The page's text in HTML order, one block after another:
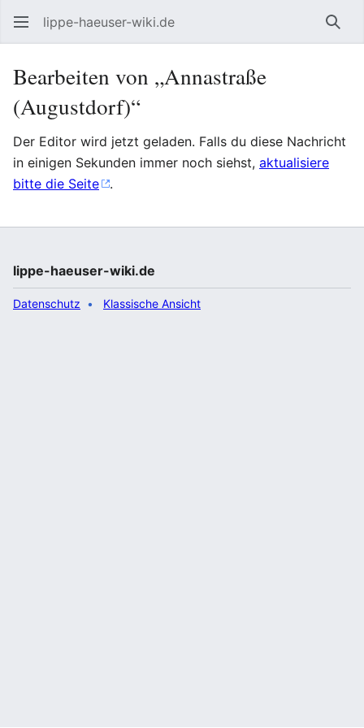
lippe-haeuser-wiki.de
Bearbeiten von „Annastraße
(Augustdorf)“
Der Editor wird jetzt geladen. Falls du diese Nachricht
in einigen Sekunden immer noch siehst, aktualisiere
bitte die Seite
.
lippe-haeuser-wiki.de
Datenschutz Klassische Ansicht